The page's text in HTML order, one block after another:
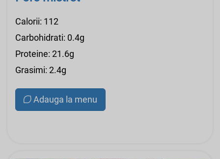
Calorii: 112
Carbohidrati: 0.4g
Proteine: 21.6g
Grasimi: 2.4g
Adauga la menu